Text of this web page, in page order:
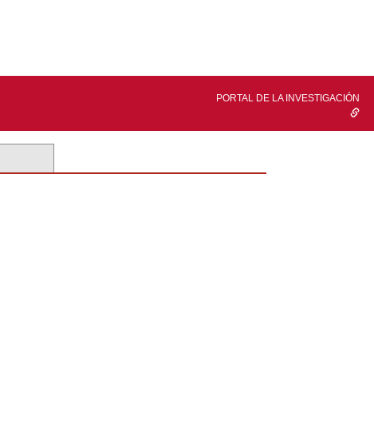
PORTAL DE LA INVESTIGACIÓN